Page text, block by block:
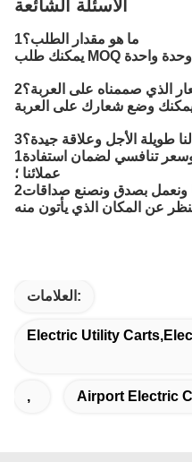
الأسئلة الشائعة
1ما هو مقدار الطلب؟
الذي صممناه على العربة؟
وضع شعارك على العربة
طويلة الأجل وعلاقة جيدة؟
1نحن نحافظ على جودة جيدة وسعر تنافسي لضمان استفادة
عملائنا ؛
2نحن نحترم كل عميل كصديق لنا ونعمل بصدق ونصنع صداقات
عن المكان الذي يأتون منه
العلامات:
Electric Utility
, Airport Electric